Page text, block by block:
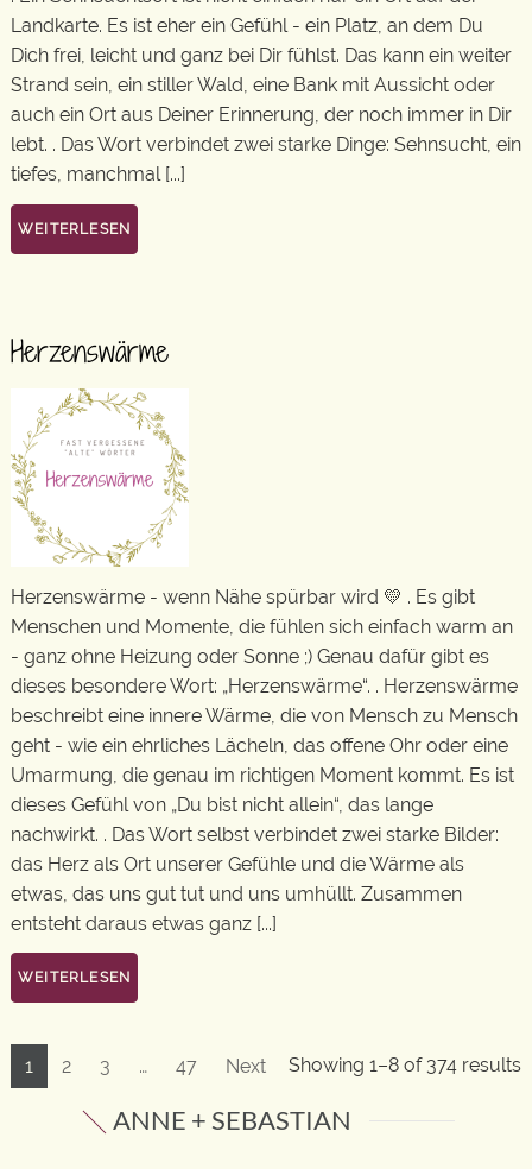
Landkarte. Es ist eher ein Gefühl - ein Platz, an dem Du
Dich frei, leicht und ganz bei Dir fühlst. Das kann ein weiter
Strand sein, ein stiller Wald, eine Bank mit Aussicht oder
auch ein Ort aus Deiner Erinnerung, der noch immer in Dir
lebt. . Das Wort verbindet zwei starke Dinge: Sehnsucht, ein
tiefes, manchmal [...]
WEITERLESEN
Herzenswärme
Herzenswärme - wenn Nähe spürbar wird 💛 . Es gibt
Menschen und Momente, die fühlen sich einfach warm an
- ganz ohne Heizung oder Sonne ;) Genau dafür gibt es
dieses besondere Wort: „Herzenswärme“. . Herzenswärme
beschreibt eine innere Wärme, die von Mensch zu Mensch
geht - wie ein ehrliches Lächeln, das offene Ohr oder eine
Umarmung, die genau im richtigen Moment kommt. Es ist
dieses Gefühl von „Du bist nicht allein“, das lange
nachwirkt. . Das Wort selbst verbindet zwei starke Bilder:
das Herz als Ort unserer Gefühle und die Wärme als
etwas, das uns gut tut und uns umhüllt. Zusammen
entsteht daraus etwas ganz [...]
WEITERLESEN
1 2 3 … 47 Next Showing 1–8 of 374 results
ANNE + SEBASTIAN